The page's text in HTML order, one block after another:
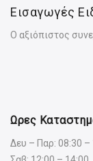
Εισαγωγές
Ο αξιόπιστος
Ωρες
Δευ – Παρ: 08:30 –